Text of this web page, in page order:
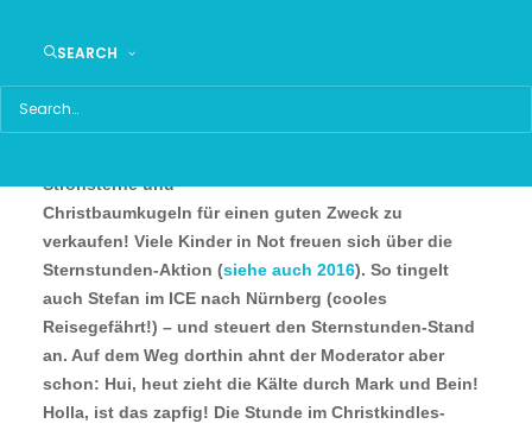
SEARCH
Zum
Strohsterne und
Christbaumkugeln für einen guten Zweck zu
verkaufen! Viele Kinder in Not freuen sich über die
Sternstunden-Aktion (siehe auch 2016). So tingelt
auch Stefan im ICE nach Nürnberg (cooles
Reisegefährt!) – und steuert den Sternstunden-Stand
an. Auf dem Weg dorthin ahnt der Moderator aber
schon: Hui, heut zieht die Kälte durch Mark und Bein!
Holla, ist das zapfig! Die Stunde im Christkindles-